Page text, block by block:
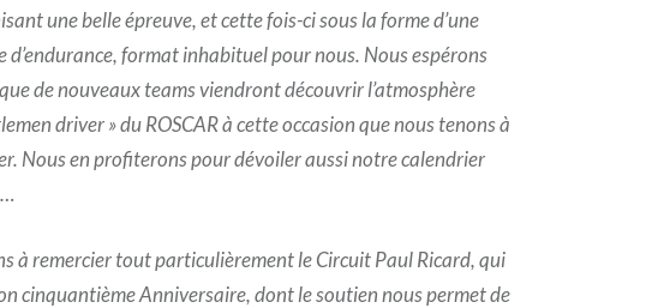
une belle épreuve, et cette fois-ci sous la forme d’une
d’endurance, format inhabituel pour nous. Nous espérons
de nouveaux teams viendront découvrir l’atmosphère
driver » du ROSCAR à cette occasion que nous tenons à
Nous en profiterons pour dévoiler aussi notre calendrier
à remercier tout particulièrement le Circuit Paul Ricard, qui
cinquantième Anniversaire, dont le soutien nous permet de